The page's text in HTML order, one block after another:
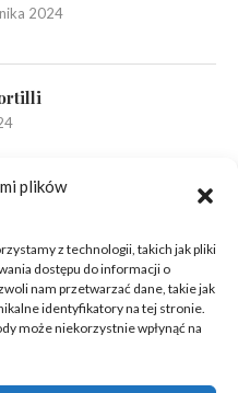
plików
z technologii, takich jak pliki
dostępu do informacji o
nam przetwarzać dane, takie jak
identyfikatory na tej stronie.
może niekorzystnie wpłynąć na
2024